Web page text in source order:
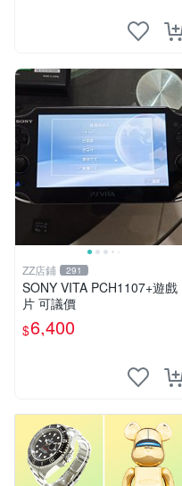
ZZ店鋪 291
SONY VITA PCH1107+遊戲
片 可議價
$6,400